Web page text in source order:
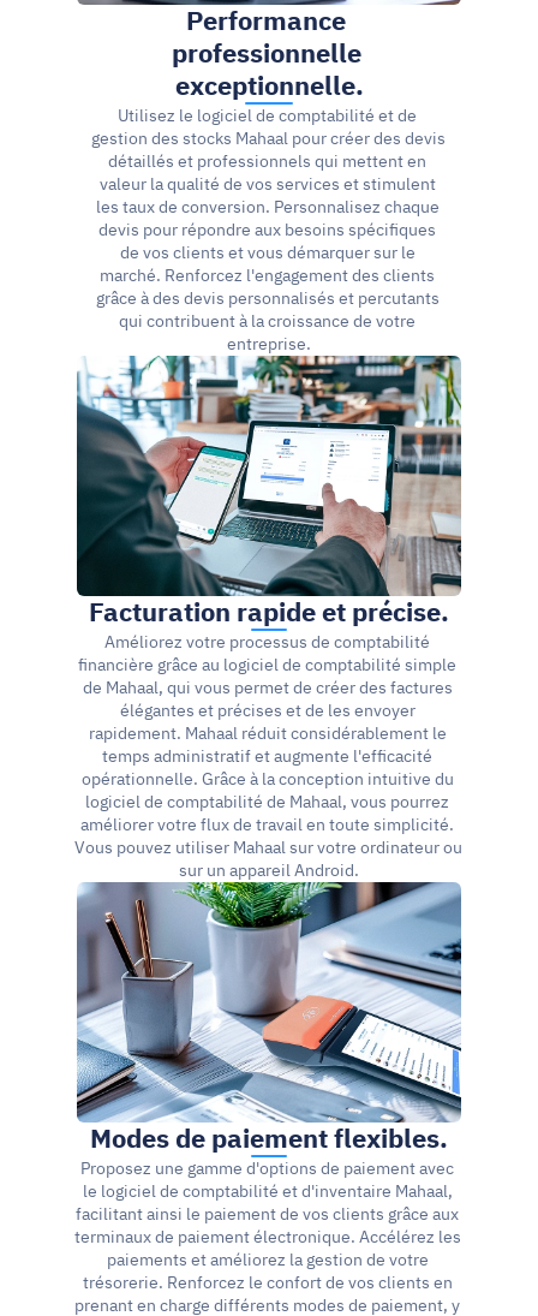
Performance
professionnelle
exceptionnelle.
Utilisez le logiciel de comptabilité et de
gestion des stocks Mahaal pour créer des devis
détaillés et professionnels qui mettent en
valeur la qualité de vos services et stimulent
les taux de conversion. Personnalisez chaque
devis pour répondre aux besoins spécifiques
de vos clients et vous démarquer sur le
marché. Renforcez l'engagement des clients
grâce à des devis personnalisés et percutants
qui contribuent à la croissance de votre
entreprise.
Facturation rapide et précise.
Améliorez votre processus de comptabilité
financière grâce au logiciel de comptabilité simple
de Mahaal, qui vous permet de créer des factures
élégantes et précises et de les envoyer
rapidement. Mahaal réduit considérablement le
temps administratif et augmente l'efficacité
opérationnelle. Grâce à la conception intuitive du
logiciel de comptabilité de Mahaal, vous pourrez
améliorer votre flux de travail en toute simplicité.
Vous pouvez utiliser Mahaal sur votre ordinateur ou
sur un appareil Android.
Modes de paiement flexibles.
Proposez une gamme d'options de paiement avec
le logiciel de comptabilité et d'inventaire Mahaal,
facilitant ainsi le paiement de vos clients grâce aux
terminaux de paiement électronique. Accélérez les
paiements et améliorez la gestion de votre
trésorerie. Renforcez le confort de vos clients en
prenant en charge différents modes de paiement, y